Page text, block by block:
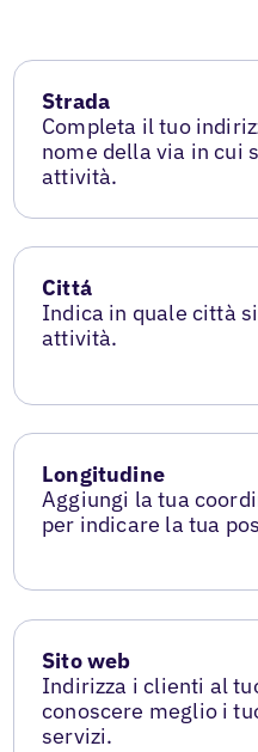
Strada
Completa il tuo
nome della via in cui
attività.
Cittá
Indica in quale città
attività.
Longitudine
Aggiungi la tua
per indicare la tua
Sito web
Indirizza i clienti al
conoscere meglio i
servizi.